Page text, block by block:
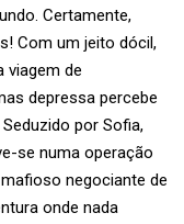
Certamente,
Com um jeito dócil,
viagem de
depressa percebe
por Sofia,
se numa operação
negociante de
onde nada